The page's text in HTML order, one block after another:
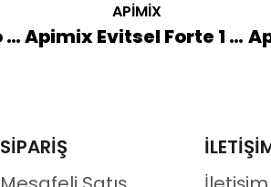
Röhnfried Magne Pro Kas Sağlığı Destekleyici 500 GR
APİMİX
Apimix Evitsel Forte 1 KG
SİPARİŞ